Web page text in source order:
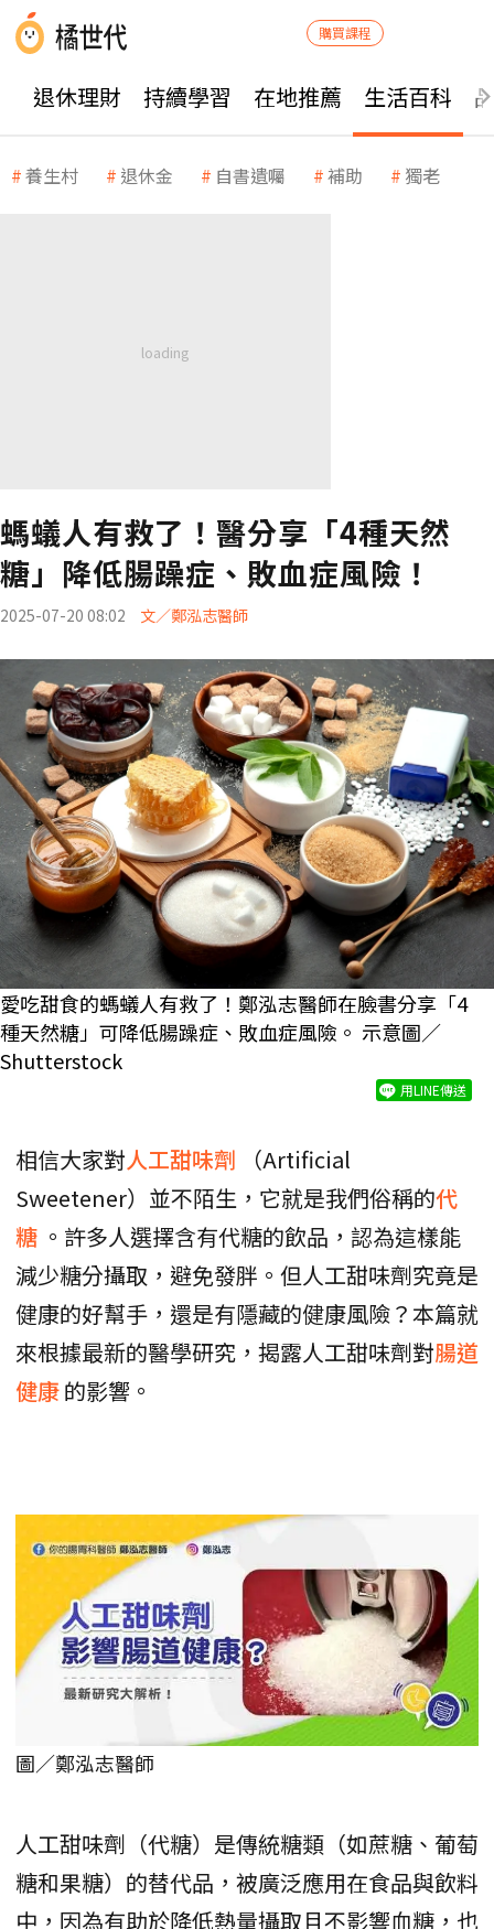
購買課程
退休理財 持續學習 在地推薦 生活百科
養生村 退休金 自書遺囑 補助 獨老
螞蟻人有救了！醫分享「4種天然
糖」降低腸躁症、敗血症風險！
2025-07-20 08:02 文／鄭泓志醫師
愛吃甜食的螞蟻人有救了！鄭泓志醫師在臉書分享「4
種天然糖」可降低腸躁症、敗血症風險。 示意圖／
Shutterstock
用LINE傳送
相信大家對人工甜味劑
（Artificial
Sweetener）並不陌生，它就是我們俗稱的代
糖 。許多人選擇含有代糖的飲品，認為這樣能
減少糖分攝取，避免發胖。但人工甜味劑究竟是
健康的好幫手，還是有隱藏的健康風險？本篇就
來根據最新的醫學研究，揭露人工甜味劑對腸道
健康的影響。
圖／鄭泓志醫師
人工甜味劑（代糖）是傳統糖類（如蔗糖、葡萄
糖和果糖）的替代品，被廣泛應用在食品與飲料
中，因為有助於降低熱量攝取且不影響血糖，也